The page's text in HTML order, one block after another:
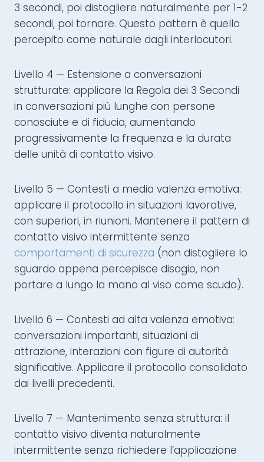
3 secondi, poi distogliere naturalmente per 1-2
secondi, poi tornare. Questo pattern è quello
percepito come naturale dagli interlocutori.
Livello 4 — Estensione a conversazioni
strutturate: applicare la Regola dei 3 Secondi
in conversazioni più lunghe con persone
conosciute e di fiducia, aumentando
progressivamente la frequenza e la durata
delle unità di contatto visivo.
Livello 5 — Contesti a media valenza emotiva:
applicare il protocollo in situazioni lavorative,
con superiori, in riunioni. Mantenere il pattern di
contatto visivo intermittente senza
comportamenti di sicurezza (non distogliere lo
sguardo appena percepisce disagio, non
portare a lungo la mano al viso come scudo).
Livello 6 — Contesti ad alta valenza emotiva:
conversazioni importanti, situazioni di
attrazione, interazioni con figure di autorità
significative. Applicare il protocollo consolidato
dai livelli precedenti.
Livello 7 — Mantenimento senza struttura: il
contatto visivo diventa naturalmente
intermittente senza richiedere l’applicazione